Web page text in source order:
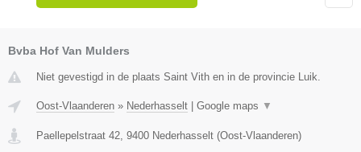
Bvba Hof Van Mulders
Niet gevestigd in de plaats Saint Vith en in de provincie Luik.
Oost-Vlaanderen » Nederhasselt Google maps ▼
Paellepelstraat 42, 9400 Nederhasselt (Oost-Vlaanderen)